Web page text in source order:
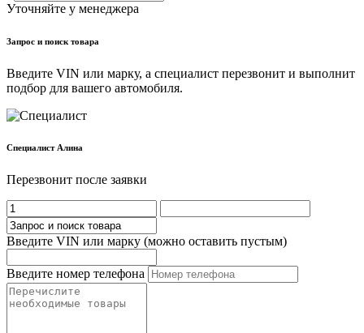
Уточняйте у менеджера
Запрос и поиск товара
Введите VIN или марку, а специалист перезвонит и выполнит
подбор для вашего автомобиля.
Cпециалист Алина
Перезвонит после заявки
Введите VIN или марку (можно оставить пустым)
Введите номер телефона